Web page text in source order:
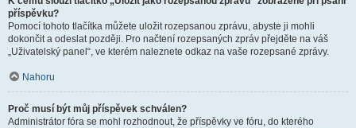
příspěvku?
Pomocí tohoto tlačítka můžete uložit rozepsanou zprávu, abyste ji mohli
dokončit a odeslat později. Pro načtení rozepsaných zpráv přejděte na váš
„Uživatelský panel“, ve kterém naleznete odkaz na vaše rozepsané zprávy.
Nahoru
Proč musí být můj příspěvek schválen?
Administrátor fóra se mohl rozhodnout, že příspěvky ve fóru, do kterého